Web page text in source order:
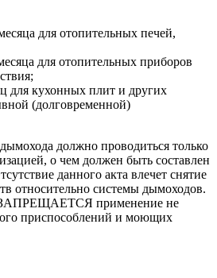
для отопительных печей,
для отопительных приборов
для кухонных плит и других
(долговременной)
должно проводиться только
о чем должен быть составлен
данного акта влечет снятие
относительно системы дымоходов.
ЗАПРЕЩАЕТСЯ применение не
приспособлений и моющих